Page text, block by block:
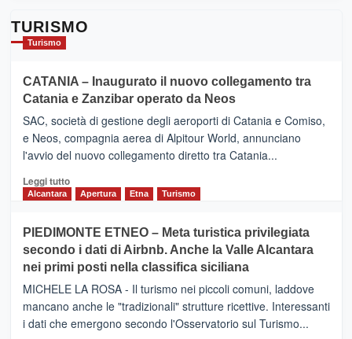
TURISMO
Turismo
CATANIA – Inaugurato il nuovo collegamento tra
Catania e Zanzibar operato da Neos
SAC, società di gestione degli aeroporti di Catania e Comiso,
e Neos, compagnia aerea di Alpitour World, annunciano
l'avvio del nuovo collegamento diretto tra Catania...
Leggi tuttoLeggi
CATANIA
–
Inaugurato
il
nuovo
collegamento
tra
Alcantara Apertura Etna Turismo
PIEDIMONTE ETNEO – Meta turistica privilegiata
secondo i dati di Airbnb. Anche la Valle Alcantara
nei primi posti nella classifica siciliana
MICHELE LA ROSA - Il turismo nei piccoli comuni, laddove
mancano anche le "tradizionali" strutture ricettive. Interessanti
i dati che emergono secondo l'Osservatorio sul Turismo...